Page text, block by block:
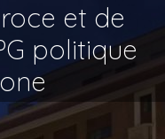
et de
politique